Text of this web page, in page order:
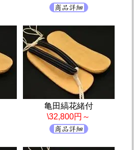
亀田縞花緒付
\32,800円～